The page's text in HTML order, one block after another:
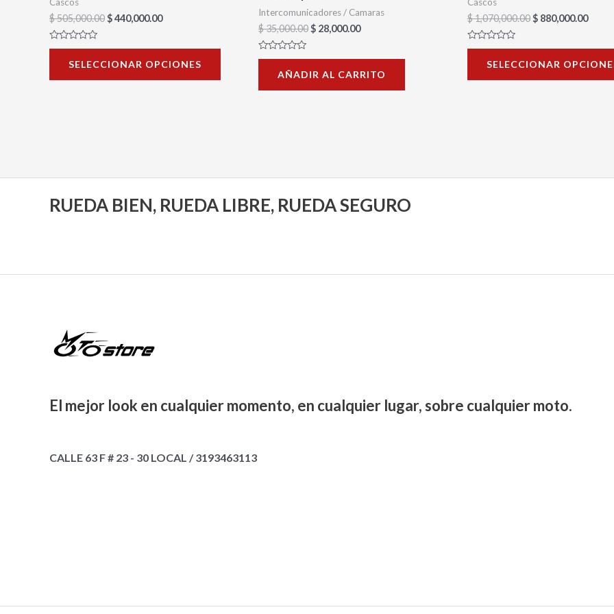
$505,000.00$440,000.00
Valorado
SELECCIONAR OPCIONES
producto
Intercomunicadores / Camaras
$35,000.00$ 28,000.00
Valorado
AÑADIR AL CARRITO
$1,070,000.00$ 880,000.00
Valorado
SELECCIONAR
RUEDA BIEN, RUEDA LIBRE, RUEDA SEGURO
El mejor look en cualquier momento, en cualquier lugar, sobre cualquier moto.
CALLE 63 F # 23 - 30 LOCAL / 3193463113